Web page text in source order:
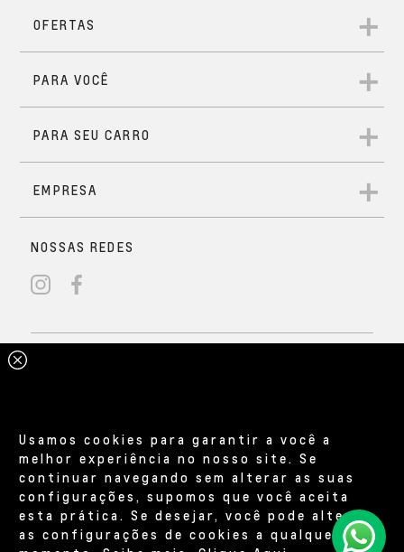
Usamos cookies para garantir a você a
melhor experiência no nosso site. Se
continuar navegando sem alterar as suas
configurações, supomos que você aceita
esta prática. Se desejar, você pode alterar
as configurações de cookies a qualquer